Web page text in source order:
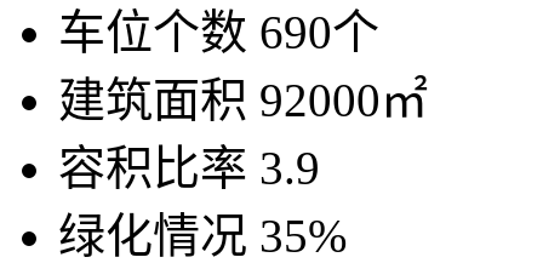
车位个数 690个
建筑面积 92000㎡
容积比率 3.9
绿化情况 35%